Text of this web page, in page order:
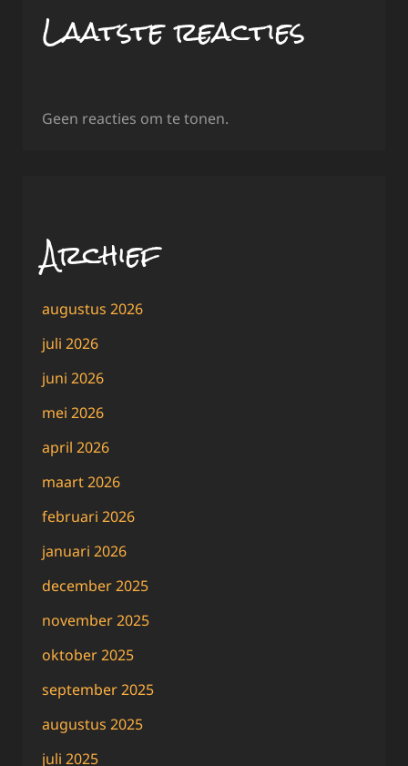
Laatste reacties
Geen reacties om te tonen.
Archief
augustus 2026
juli 2026
juni 2026
mei 2026
april 2026
maart 2026
februari 2026
januari 2026
december 2025
november 2025
oktober 2025
september 2025
augustus 2025
juli 2025